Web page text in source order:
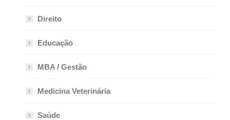
Direito
Educação
MBA / Gestão
Medicina Veterinária
Saúde